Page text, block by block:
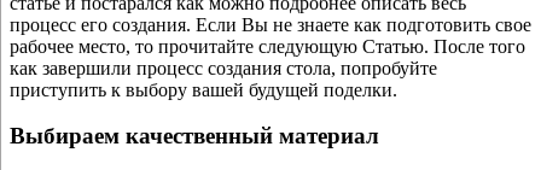
процесс его создания. Если Вы не знаете как подготовить свое
рабочее место, то прочитайте следующую Статью. После того
как завершили процесс создания стола, попробуйте
приступить к выбору вашей будущей поделки.
Выбираем качественный материал